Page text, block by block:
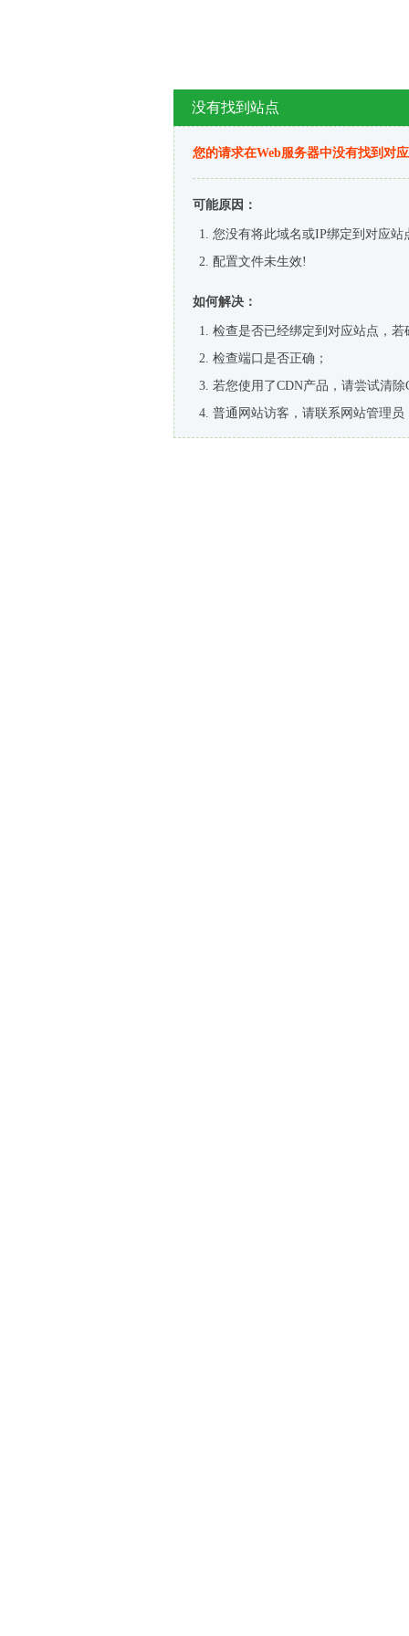
没有找到站点
您的请求在Web服务器中没有找到对
可能原因：
您没有将此域名或IP绑定到对应站
配置文件未生效!
如何解决：
检查是否已经绑定到对应站点，
检查端口是否正确；
若您使用了CDN产品，请尝试清除
普通网站访客，请联系网站管理员